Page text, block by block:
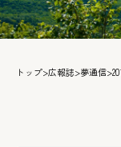
トップ>広報誌>夢通信>